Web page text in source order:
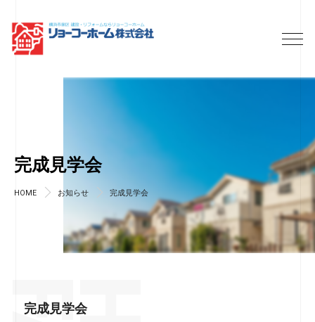
完成見学会
HOME お知らせ 完成見学会
完成見学会